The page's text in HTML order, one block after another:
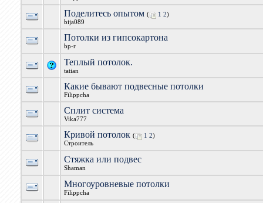
Поделитесь опытом ( 1 2)
bija089
Потолки из гипсокартона
bp-r
Теплый потолок.
tatian
Какие бывают подвесные потолки
Filippcha
Сплит система
Vika777
Кривой потолок ( 1 2)
Строитель
Стяжка или подвес
Shaman
Многоуровневые потолки
Filippcha